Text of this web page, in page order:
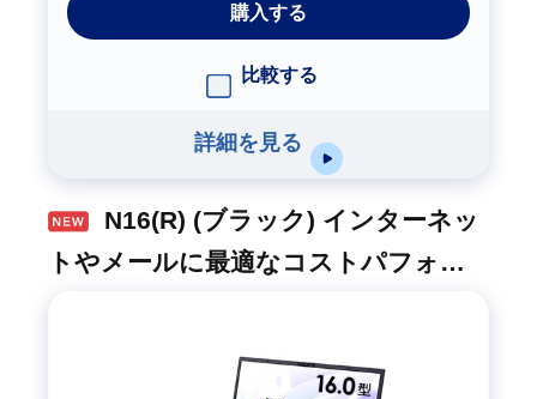
購入する
比較する
詳細を見る
N16(R) (ブラック) インターネッ
トやメールに最適なコストパフォー